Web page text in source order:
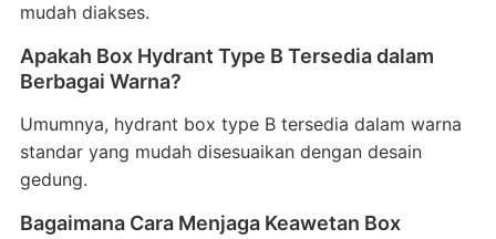
mudah diakses.
Apakah Box Hydrant Type B Tersedia dalam
Berbagai Warna?
Umumnya, hydrant box type B tersedia dalam warna
standar yang mudah disesuaikan dengan desain
gedung.
Bagaimana Cara Menjaga Keawetan Box